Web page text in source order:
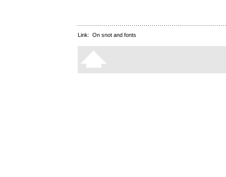
Link: On snot and fonts